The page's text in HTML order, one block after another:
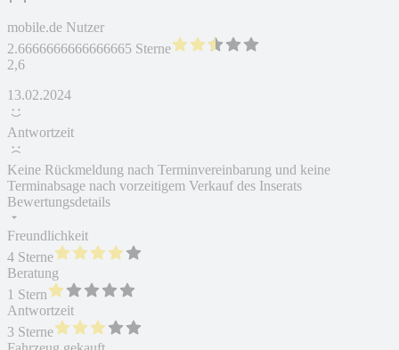
mobile.de Nutzer
2.6666666666666665 Sterne
2,6
13.02.2024
Antwortzeit
Keine Rückmeldung nach Terminvereinbarung und keine
Terminabsage nach vorzeitigem Verkauf des Inserats
Bewertungsdetails
Freundlichkeit
4 Sterne
Beratung
1 Stern
Antwortzeit
3 Sterne